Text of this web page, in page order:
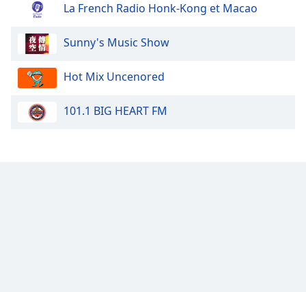
Opacity
Background
Color
La French Radio Honk-Kong et Macao
Sunny's Music Show
Hot Mix Uncenored
101.1 BIG HEART FM